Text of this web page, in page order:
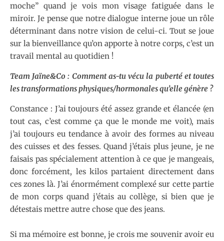
moche” quand je vois mon visage fatiguée dans le
miroir. Je pense que notre dialogue interne joue un rôle
déterminant dans notre vision de celui-ci. Tout se joue
sur la bienveillance qu’on apporte à notre corps, c’est un
travail mental au quotidien !
Team Jaïne&Co : Comment as-tu vécu la puberté et toutes
les transformations physiques/hormonales qu’elle génère ?
Constance : J’ai toujours été assez grande et élancée (en
tout cas, c’est comme ça que le monde me voit), mais
j’ai toujours eu tendance à avoir des formes au niveau
des cuisses et des fesses. Quand j’étais plus jeune, je ne
faisais pas spécialement attention à ce que je mangeais,
donc forcément, les kilos partaient directement dans
ces zones là. J’ai énormément complexé sur cette partie
de mon corps quand j’étais au collège, si bien que je
détestais mettre autre chose que des jeans.
Si ma mémoire est bonne, je crois me souvenir avoir eu